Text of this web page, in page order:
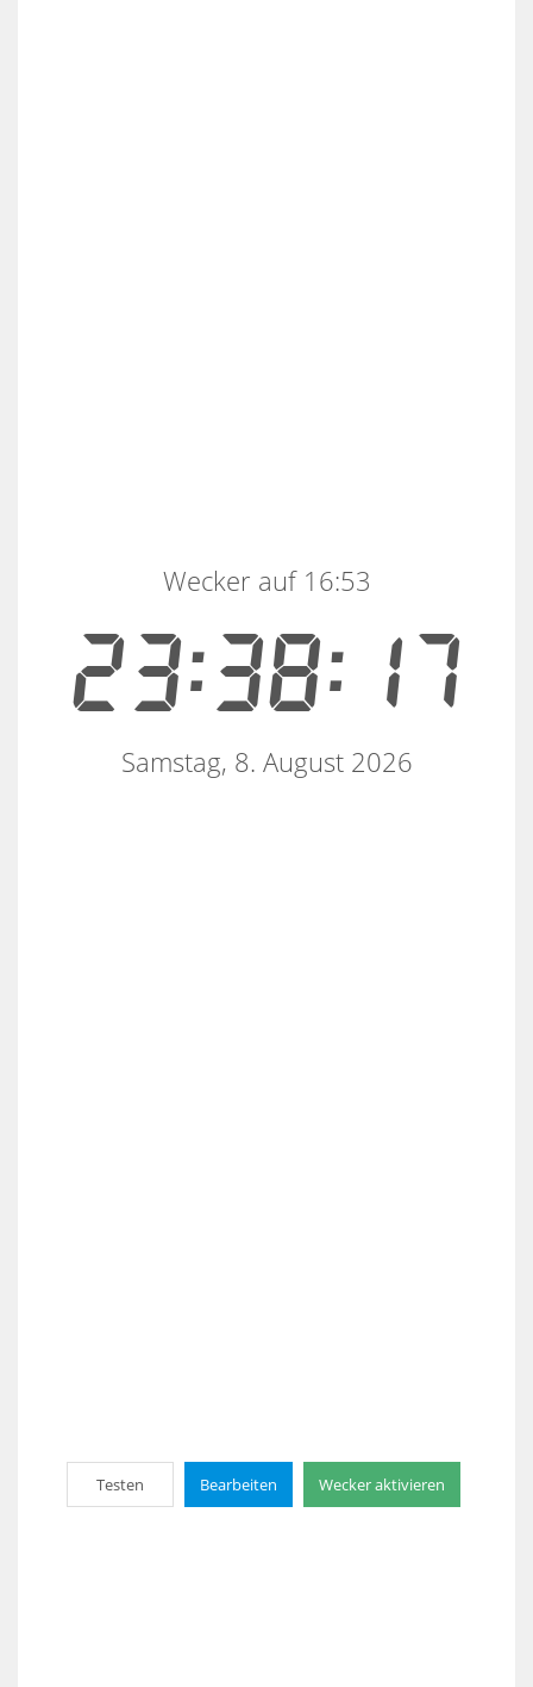
23:38:18
Wecker auf 16:53
Samstag, 8. August 2026
Testen Bearbeiten Wecker aktivieren